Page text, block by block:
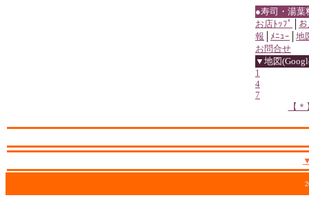
●寿司・湯
お店ﾄｯﾌﾟ
報
ﾒﾆｭｰ
地
お問合せ
▼地図
1
4
7
【